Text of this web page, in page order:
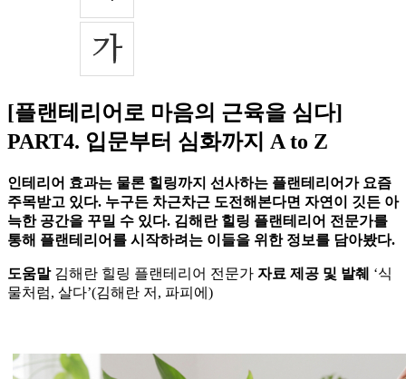
[플랜테리어로 마음의 근육을 심다]
PART4. 입문부터 심화까지 A to Z
인테리어 효과는 물론 힐링까지 선사하는 플랜테리어가 요즘
주목받고 있다. 누구든 차근차근 도전해본다면 자연이 깃든 아
늑한 공간을 꾸밀 수 있다. 김해란 힐링 플랜테리어 전문가를
통해 플랜테리어를 시작하려는 이들을 위한 정보를 담아봤다.
도움말김해란 힐링 플랜테리어 전문가 자료 제공 및 발췌
‘식
물처럼, 살다’(김해란 저, 파피에)